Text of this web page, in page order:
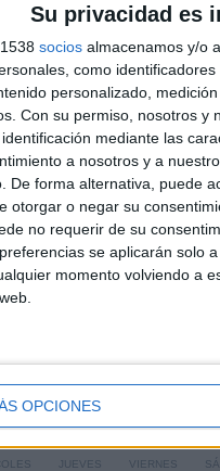
Su privacidad es
socios almacenamos y/o
como
personalizado,
Con su permiso, nosotros y
mediante las
a nosotros y a
De forma alternativa, puede
otorgar o negar su
no requerir de su
se aplicarán solo
momento volviendo a
OPCIONES
DE
RANKING POR
J1 League
Copa del Emperador
POR DÍA DE LA SEMANA
JUEVES VIERNES